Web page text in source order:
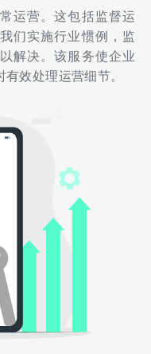
运营。这包括监督运
们实施行业惯例，监
解决。该服务使企业
效处理运营细节。